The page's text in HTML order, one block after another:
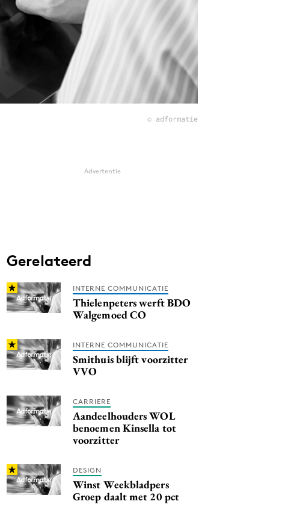
© adformatie
Advertentie
Gerelateerd
INTERNE COMMUNICATIE
Thielenpeters werft BDO
Walgemoed CO
INTERNE COMMUNICATIE
Smithuis blijft voorzitter
VVO
CARRIERE
Aandeelhouders WOL
benoemen Kinsella tot
voorzitter
DESIGN
Winst Weekbladpers
Groep daalt met 20 pct